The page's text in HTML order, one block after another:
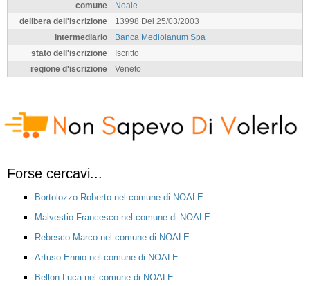
comune
Noale
delibera dell'iscrizione
13998 Del 25/03/2003
intermediario
Banca Mediolanum Spa
stato dell'iscrizione
Iscritto
regione d'iscrizione
Veneto
Forse cercavi...
Bortolozzo Roberto nel comune di NOALE
Malvestio Francesco nel comune di NOALE
Rebesco Marco nel comune di NOALE
Artuso Ennio nel comune di NOALE
Bellon Luca nel comune di NOALE